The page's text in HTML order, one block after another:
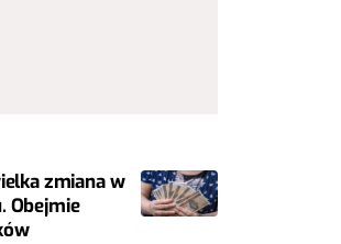
zmiana w
Obejmie